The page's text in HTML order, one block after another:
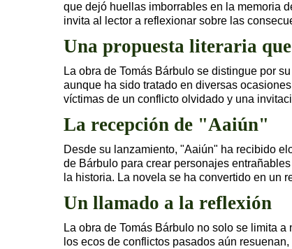
que dejó huellas imborrables en la memoria
invita al lector a reflexionar sobre las
Una propuesta literaria
La obra de Tomás Bárbulo se distingue por
aunque ha sido tratado en diversas
víctimas de un conflicto olvidado y una
La recepción de "Aaiún"
Desde su lanzamiento, "Aaiún" ha recibido
de Bárbulo para crear personajes
la historia. La novela se ha convertido en un
Un llamado a la reflexión
La obra de Tomás Bárbulo no solo se limita
los ecos de conflictos pasados aún resuenan,